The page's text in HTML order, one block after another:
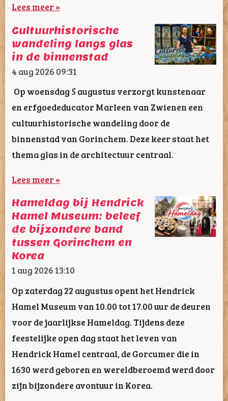
Lees meer »
Cultuurhistorische
wandeling langs glas
in de binnenstad
4 aug 2026 09:31
Op woensdag 5 augustus verzorgt kunstenaar
en erfgoededucator Marleen van Zwienen een
cultuurhistorische wandeling door de
binnenstad van Gorinchem. Deze keer staat het
thema glas in de architectuur centraal.
Lees meer »
Hameldag bij Hendrick
Hamel Museum: beleef
de bijzondere band
tussen Gorinchem en
Korea
1 aug 202613:10
Op zaterdag 22 augustus opent het Hendrick
Hamel Museum van 10.00 tot 17.00 uur de deuren
voor de jaarlijkse Hameldag. Tijdens deze
feestelijke open dag staat het leven van
Hendrick Hamel centraal, de Gorcumer die in
1630 werd geboren en wereldberoemd werd door
zijn bijzondere avontuur in Korea.